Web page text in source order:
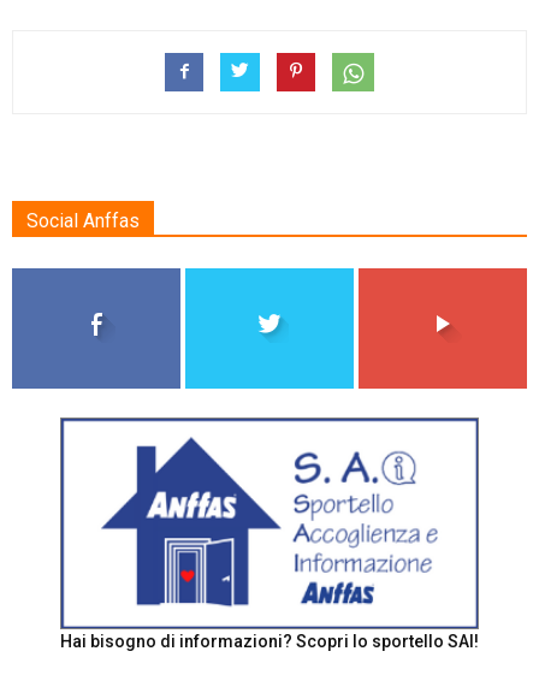
Social Anffas
Hai bisogno di informazioni? Scopri lo sportello SAI!